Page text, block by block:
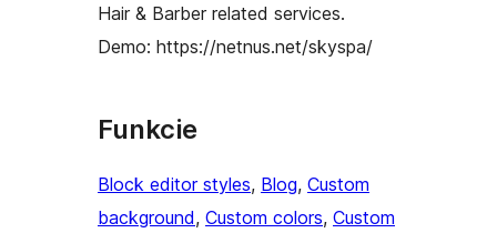
Hair & Barber related services.
Demo: https://netnus.net/skyspa/
Funkcie
Block editor styles, Blog, Custom
background, Custom colors, Custom